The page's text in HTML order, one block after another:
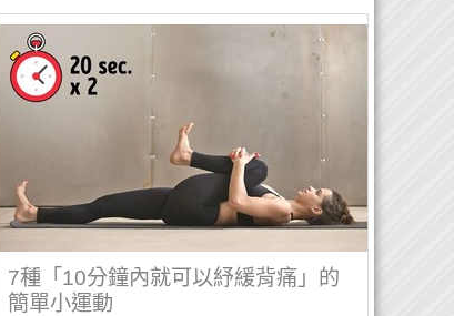
7種「10分鐘內就可以紓緩背痛」的
簡單小運動